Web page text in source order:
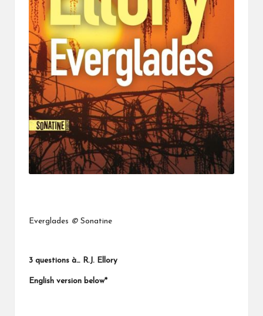
Everglades © Sonatine
3 questions à… R.J. Ellory
English version below*